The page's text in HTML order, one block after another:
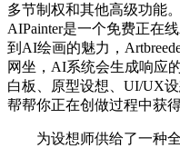
多节制权和其他高级功能
AIPainter是一个免费正在
到AI绘画的魅力，
网坐，AI系统会生成响应
白板、原型设想、UI/UX
帮帮你正在创做过程中获
为设想师供给了一种全